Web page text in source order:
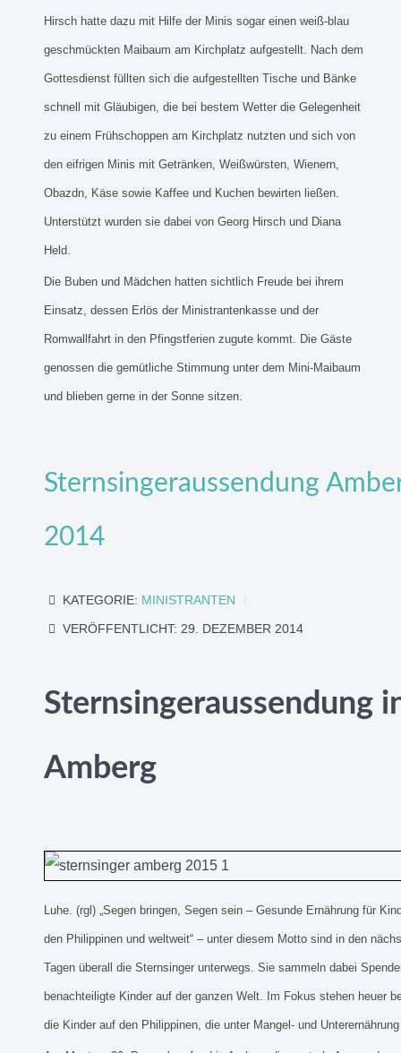
Hirsch hatte dazu mit Hilfe der Minis sogar einen weiß-blau
geschmückten Maibaum am Kirchplatz aufgestellt. Nach dem
Gottesdienst füllten sich die aufgestellten Tische und Bänke
schnell mit Gläubigen, die bei bestem Wetter die Gelegenheit
zu einem Frühschoppen am Kirchplatz nutzten und sich von
den eifrigen Minis mit Getränken, Weißwürsten, Wienern,
Obazdn, Käse sowie Kaffee und Kuchen bewirten ließen.
Unterstützt wurden sie dabei von Georg Hirsch und Diana
Held.
Die Buben und Mädchen hatten sichtlich Freude bei ihrem
Einsatz, dessen Erlös der Ministrantenkasse und der
Romwallfahrt in den Pfingstferien zugute kommt. Die Gäste
genossen die gemütliche Stimmung unter dem Mini-Maibaum
und blieben gerne in der Sonne sitzen.
Sternsingeraussendung
2014
KATEGORIE: MINISTRANTEN
VERÖFFENTLICHT: 29. DEZEMBER 2014
Sternsingeraussendung
Amberg
Luhe. (rgl) „Segen bringen, Segen sein – Gesunde Ernährung für
den Philippinen und weltweit“ – unter diesem Motto sind in den
Tagen überall die Sternsinger unterwegs. Sie sammeln dabei
benachteiligte Kinder auf der ganzen Welt. Im Fokus stehen heuer
die Kinder auf den Philippinen, die unter Mangel- und